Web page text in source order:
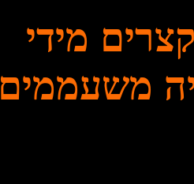
משעממים